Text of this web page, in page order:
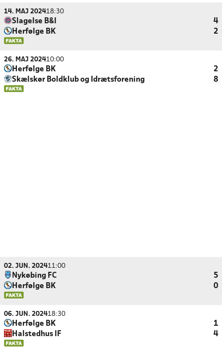
14. MAJ 202418:30
Slagelse B&I
4
Herfølge BK
2
26. MAJ 202410:00
Herfølge BK
2
Skælskør Boldklub og Idrætsforening
8
02. JUN. 202411:00
Nykøbing FC
5
Herfølge BK
0
06. JUN. 202418:30
Herfølge BK
1
Halstedhus IF
4